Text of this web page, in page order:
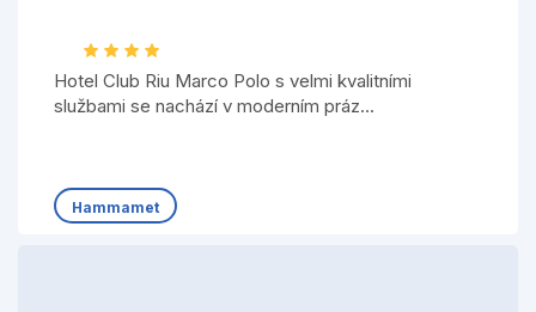
Hotel Club Riu Marco Polo s velmi kvalitními
službami se nachází v moderním práz...
Hammamet